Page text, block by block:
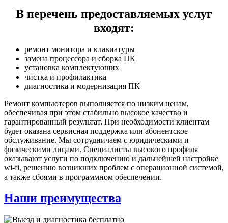
В перечень предоставляемых услуг
входят:
ремонт монитора и клавиатуры
замена процессора и сборка ПК
установка комплектующих
чистка и профилактика
диагностика и модернизация ПК
Ремонт компьютеров выполняется по низким ценам,
обеспечивая при этом стабильно высокое качество и
гарантированный результат. При необходимости клиентам
будет оказана сервисная поддержка или абонентское
обслуживание. Мы сотрудничаем с юридическими и
физическими лицами. Специалисты высокого профиля
оказывают услуги по подключению и дальнейшей настройке
wi-fi, решению возникших проблем с операционной системой,
а также сбоями в программном обеспечении.
Наши преимущества